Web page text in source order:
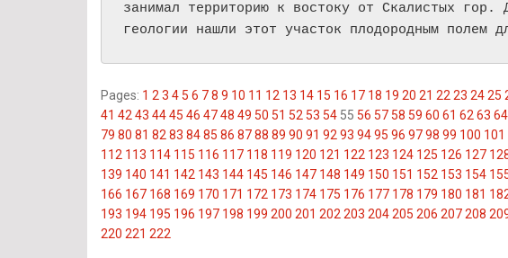
занимал территорию к востоку от Скалистых гор.
геологии нашли этот участок плодородным полем
Pages: 1 2 3 4 5 6 78 9 10 11 12 13 14 15 16 17 18 19 20 21 22 23 2425
41 42 43 4445 46 4748 49 50 51 52 53 54 55 56 57 58 59 60 61 62 63 64
79 80 81 82 83 8485 86 8788 89 90 91 92 93 9495 96 9798 99 100 101
112 113 114 115 116 117 118 119 120 121 122 123 124 125 126 127
139 140 141 142 143 144 145 146 147 148 149 150 151 152 153 154
166 167 168 169 170 171 172 173 174 175 176 177 178 179 180 181
193 194 195 196 197 198 199 200 201 202 203 204205 206 207208
220 221 222